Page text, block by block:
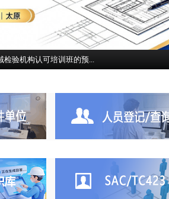
检验机构认可培训班的预...